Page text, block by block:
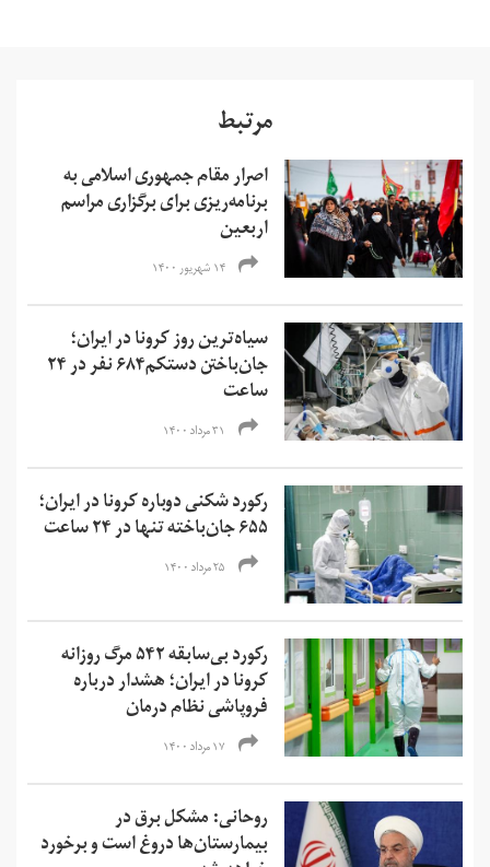
مرتبط
اصرار مقام‌ جمهوری اسلامی به
برنامه‌ریزی برای برگزاری مراسم
اربعین
۱۴ شهریور ۱۴۰۰
سیاه‌ترین روز کرونا در ایران؛
جان‌باختن دستکم۶۸۴ نفر در ۲۴
ساعت
۳۱ مرداد ۱۴۰۰
رکورد شکنی دوباره کرونا در ایران؛
۶۵۵ جان‌باخته تنها در ۲۴ ساعت
۲۵ مرداد ۱۴۰۰
رکورد بی‌سابقه ۵۴۲ مرگ روزانه
کرونا در ایران؛ هشدار درباره
فروپاشی نظام درمان
۱۷ مرداد ۱۴۰۰
روحانی: مشکل برق در
بیمارستان‌ها دروغ است و برخورد